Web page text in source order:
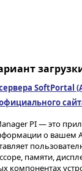
SoftPortal
PI — это
о вашем
памяти,
компонентах